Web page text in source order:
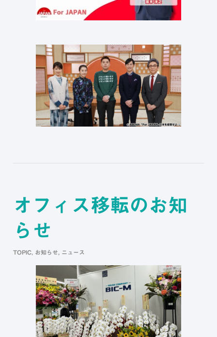
オフィス移転のお知
らせ
TOPIC, お知らせ ニュース